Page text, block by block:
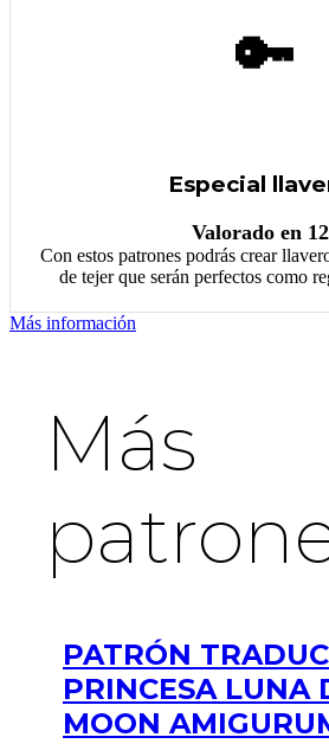
🔑
Especial
Valorado en
Con estos patrones podrás crear
de tejer que serán perfectos como
Más información
Más
PATRÓN
PRINCESA LUNA
MOON